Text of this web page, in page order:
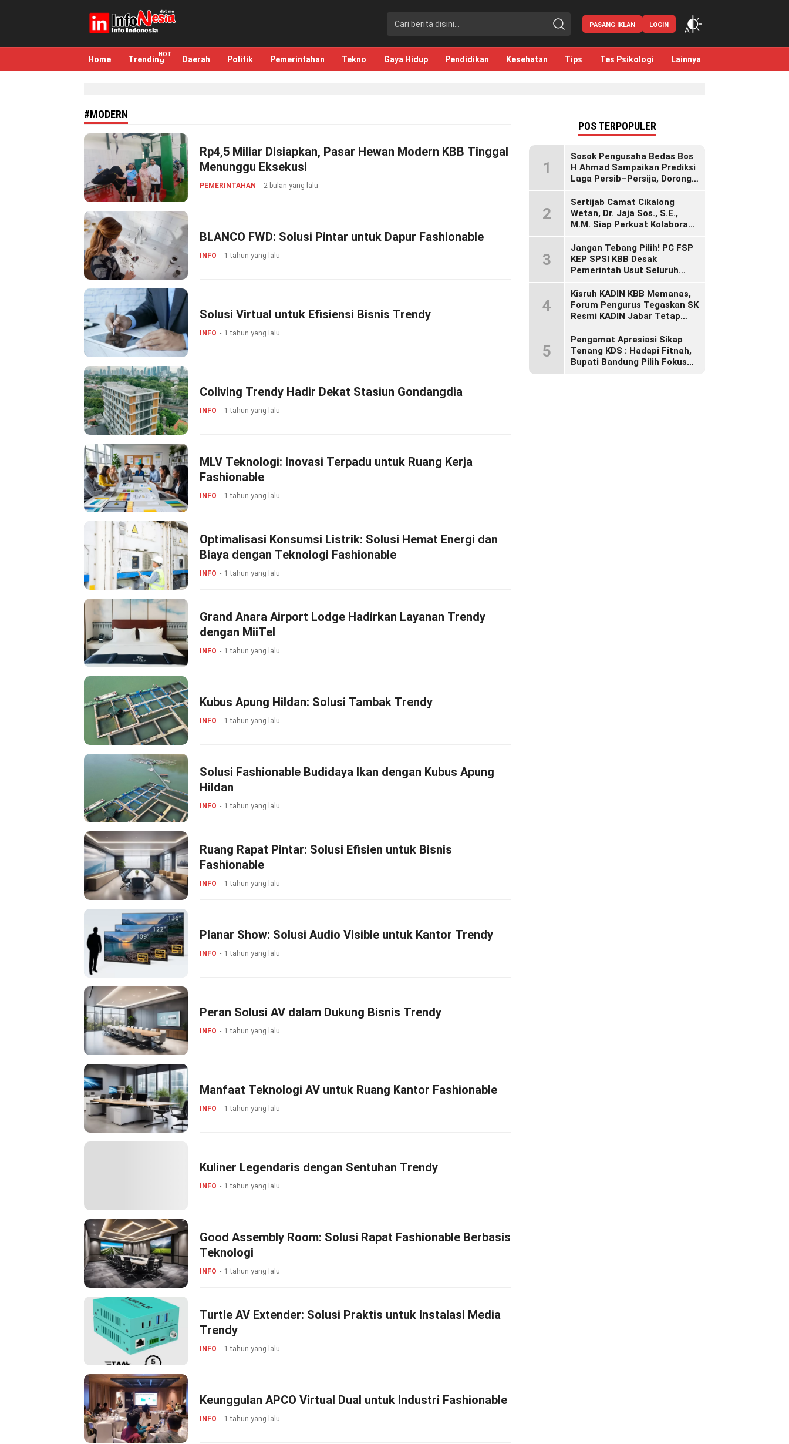
infonesia.me
Info Indonesia
PASANG IKLAN LOGIN
Home Trending Daerah Politik Pemerintahan Tekno Gaya Hidup Pendidikan Kesehatan Tips Tes Psikologi Lainnya
#MODERN
Rp4,5 Miliar Disiapkan, Pasar Hewan Modern KBB Tinggal
Menunggu Eksekusi
PEMERINTAHAN 2 bulan yang lalu
BLANCO FWD: Solusi Pintar untuk Dapur Fashionable
INFO 1 tahun yang lalu
Solusi Virtual untuk Efisiensi Bisnis Trendy
INFO 1 tahun yang lalu
Coliving Trendy Hadir Dekat Stasiun Gondangdia
INFO 1 tahun yang lalu
MLV Teknologi: Inovasi Terpadu untuk Ruang Kerja
Fashionable
INFO 1 tahun yang lalu
Optimalisasi Konsumsi Listrik: Solusi Hemat Energi dan
Biaya dengan Teknologi Fashionable
INFO 1 tahun yang lalu
Grand Anara Airport Lodge Hadirkan Layanan Trendy
dengan MiiTel
INFO 1 tahun yang lalu
Kubus Apung Hildan: Solusi Tambak Trendy
INFO 1 tahun yang lalu
Solusi Fashionable Budidaya Ikan dengan Kubus Apung
Hildan
INFO 1 tahun yang lalu
Ruang Rapat Pintar: Solusi Efisien untuk Bisnis
Fashionable
INFO 1 tahun yang lalu
Planar Show: Solusi Audio Visible untuk Kantor Trendy
INFO 1 tahun yang lalu
Peran Solusi AV dalam Dukung Bisnis Trendy
INFO 1 tahun yang lalu
Manfaat Teknologi AV untuk Ruang Kantor Fashionable
INFO 1 tahun yang lalu
Kuliner Legendaris dengan Sentuhan Trendy
INFO 1 tahun yang lalu
Good Assembly Room: Solusi Rapat Fashionable Berbasis
Teknologi
INFO 1 tahun yang lalu
Turtle AV Extender: Solusi Praktis untuk Instalasi Media
Trendy
INFO 1 tahun yang lalu
Keunggulan APCO Virtual Dual untuk Industri Fashionable
INFO 1 tahun yang lalu
POS TERPOPULER
1
Sosok Pengusaha Bedas Bos
H Ahmad Sampaikan Prediksi
Laga Persib–Persija, Dorong
Berada
2
Sertijab Camat Cikalong
Wetan, Dr. Jaja Sos., S.E.,
M.M. Siap Perkuat Kolaborasi
Lebih Maju dan Sejahtera
3
Jangan Tebang Pilih! PC FSP
KEP SPSI KBB Desak
Pemerintah Usut Seluruh
Langgar Hak Pekerja Pasca
Sidak KDM”
4
Kisruh KADIN KBB Memanas,
Forum Pengurus Tegaskan SK
Resmi KADIN Jabar Tetap
Segera Bertindak
5
Pengamat Apresiasi Sikap
Tenang KDS : Hadapi Fitnah,
Bupati Bandung Pilih Fokus